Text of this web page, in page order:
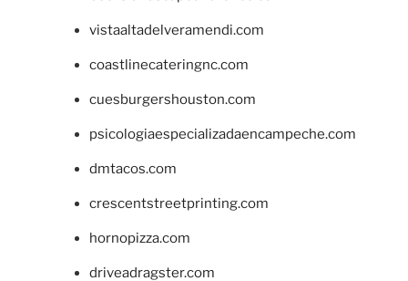
vistaaltadelveramendi.com
coastlinecateringnc.com
cuesburgershouston.com
psicologiaespecializadaencampeche.com
dmtacos.com
crescentstreetprinting.com
hornopizza.com
driveadragster.com